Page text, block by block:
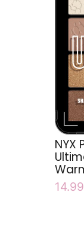
NYX
14.99